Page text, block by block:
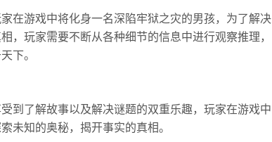
在游戏中将化身一名深陷牢狱之灾的男孩，为了解决
，玩家需要不断从各种细节的信息中进行观察推理，
下。
到了解故事以及解决谜题的双重乐趣，玩家在游戏中
未知的奥秘，揭开事实的真相。